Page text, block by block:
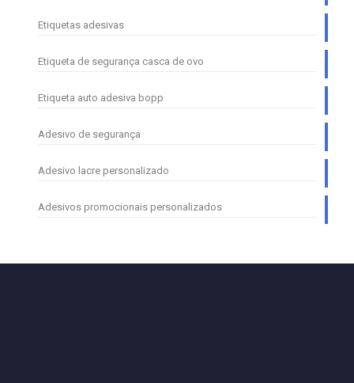
Etiquetas adesivas
Etiqueta de segurança casca de ovo
Etiqueta auto adesiva bopp
Adesivo de segurança
Adesivo lacre personalizado
Adesivos promocionais personalizados